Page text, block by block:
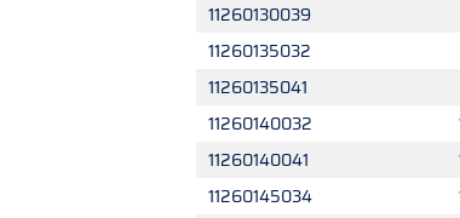
11260130039
11260135032
11260135041
11260140032
11260140041
11260145034